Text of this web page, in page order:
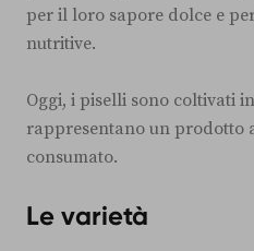
per il loro sapore dolce e
nutritive.
Oggi, i piselli sono coltivati
rappresentano un prodotto
consumato.
Le varietà